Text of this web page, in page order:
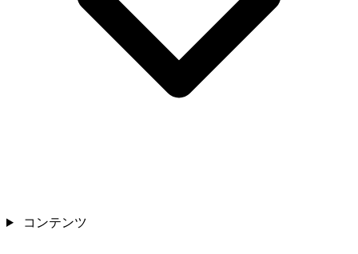
コンテンツ